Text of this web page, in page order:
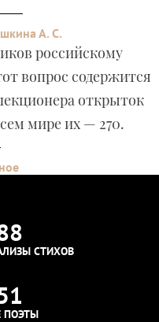
А. С.
российскому
вопрос содержится
открыток
мире их — 270.
СТИХОВ
ПОЭТЫ